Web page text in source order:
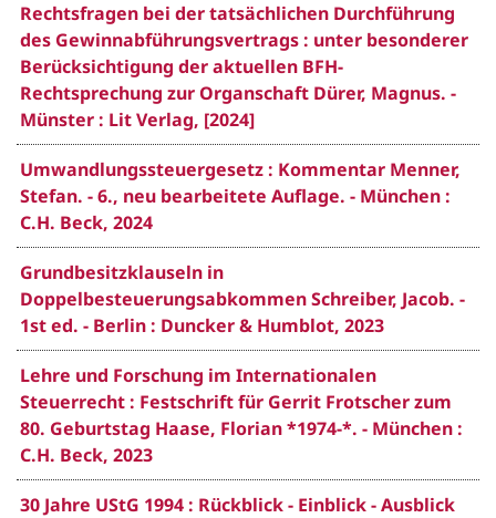
Rechtsfragen bei der tatsächlichen Durchführung
des Gewinnabführungsvertrags : unter besonderer
Berücksichtigung der aktuellen BFH-
Rechtsprechung zur Organschaft Dürer, Magnus. -
Münster : Lit Verlag, [2024]
Umwandlungssteuergesetz : Kommentar Menner,
Stefan. - 6., neu bearbeitete Auflage. - München :
C.H. Beck, 2024
Grundbesitzklauseln in
Doppelbesteuerungsabkommen Schreiber, Jacob. -
1st ed. - Berlin : Duncker & Humblot, 2023
Lehre und Forschung im Internationalen
Steuerrecht : Festschrift für Gerrit Frotscher zum
80. Geburtstag Haase, Florian *1974-*. - München :
C.H. Beck, 2023
30 Jahre UStG 1994 : Rückblick - Einblick - Ausblick